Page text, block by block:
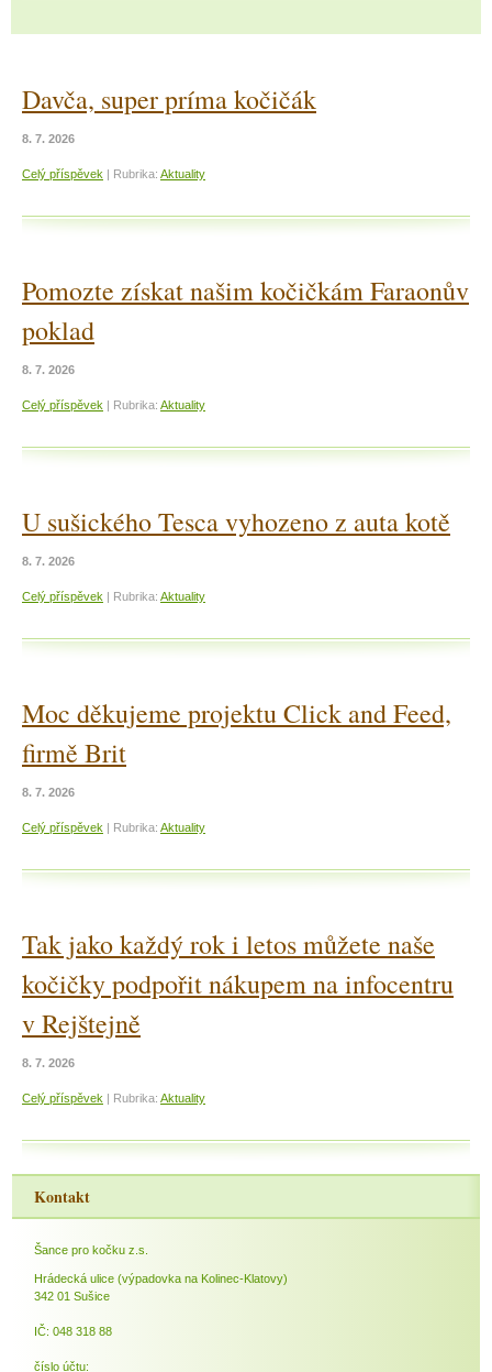
Davča, super príma kočičák
8. 7. 2026
Celý příspěvek | Rubrika: Aktuality
Pomozte získat našim kočičkám Faraonův
poklad
8. 7. 2026
Celý příspěvek | Rubrika: Aktuality
U sušického Tesca vyhozeno z auta kotě
8. 7. 2026
Celý příspěvek | Rubrika: Aktuality
Moc děkujeme projektu Click and Feed,
firmě Brit
8. 7. 2026
Celý příspěvek | Rubrika: Aktuality
Tak jako každý rok i letos můžete naše
kočičky podpořit nákupem na infocentru
v Rejštejně
8. 7. 2026
Celý příspěvek | Rubrika: Aktuality
Kontakt
Šance pro kočku z.s.
Hrádecká ulice (výpadovka na Kolinec-Klatovy)
342 01 Sušice
IČ: 048 318 88
číslo účtu: